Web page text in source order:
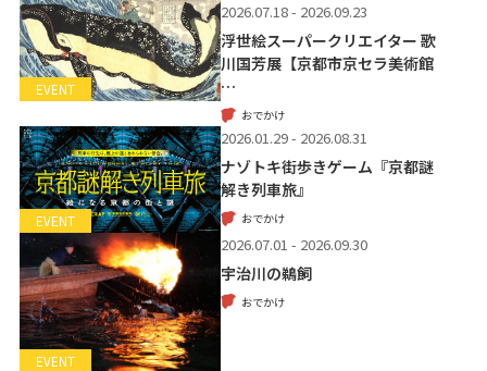
EVENT
2026.07.18 - 2026.09.23
浮世絵スーパークリエイター 歌
川国芳展【京都市京セラ美術館
…
おでかけ
EVENT
2026.01.29 - 2026.08.31
ナゾトキ街歩きゲーム『京都謎
解き列車旅』
おでかけ
EVENT
2026.07.01 - 2026.09.30
宇治川の鵜飼
おでかけ